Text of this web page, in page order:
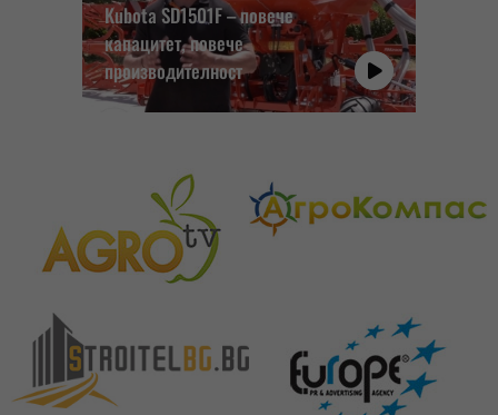
Kubota SD1501F – повече
капацитет, повече
производителност